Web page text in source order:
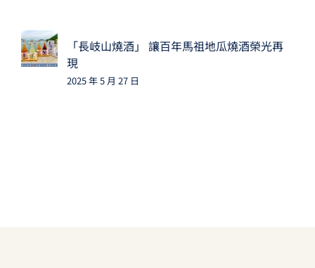
「長岐山燒酒」 讓百年馬祖地瓜燒酒榮光再
現
2025 年 5 月 27 日